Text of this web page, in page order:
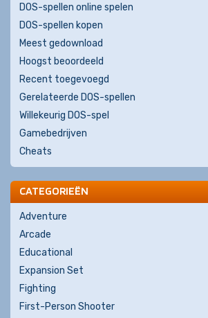
DOS-spellen online spelen
DOS-spellen kopen
Meest gedownload
Hoogst beoordeeld
Recent toegevoegd
Gerelateerde DOS-spellen
Willekeurig DOS-spel
Gamebedrijven
Cheats
CATEGORIEËN
Adventure
Arcade
Educational
Expansion Set
Fighting
First-Person Shooter